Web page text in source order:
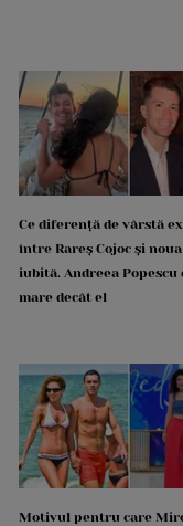
Ce diferență de vârstă
între Rareș Cojoc și
iubită. Andreea Popescu
mare decât el
Motivul pentru care